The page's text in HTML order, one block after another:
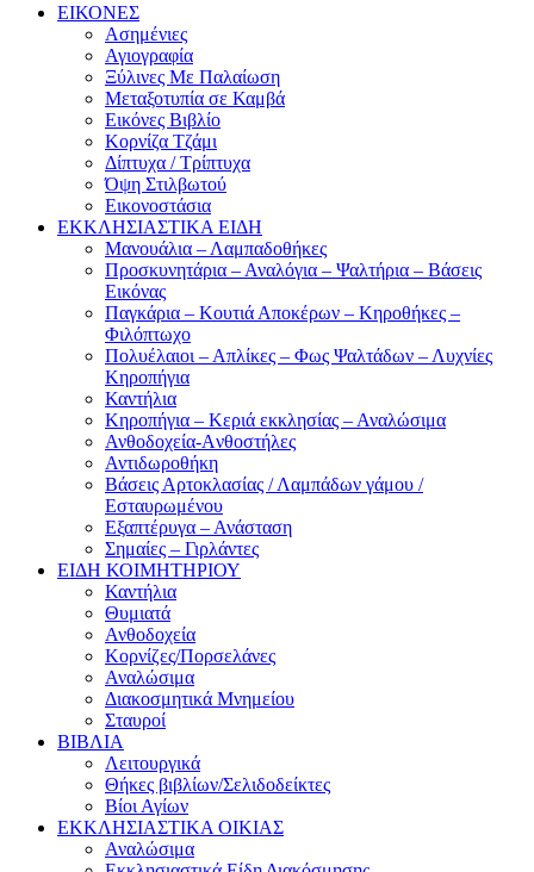
ΕΙΚΟΝΕΣ
Ασημένιες
Αγιογραφία
Ξύλινες Με Παλαίωση
Μεταξοτυπία σε Καμβά
Eικόνες Bιβλίο
Kορνίζα Tζάμι
Δίπτυχα / Τρίπτυχα
Όψη Στιλβωτού
Eικονοστάσια
ΕΚΚΛΗΣΙΑΣΤΙΚΑ ΕΙΔΗ
Μανουάλια – Λαμπαδοθήκες
Προσκυνητάρια – Αναλόγια – Ψαλτήρια – Βάσεις
Εικόνας
Παγκάρια – Κουτιά Αποκέρων – Κηροθήκες –
Φιλόπτωχο
Πολυέλαιοι – Απλίκες – Φως Ψαλτάδων – Λυχνίες
Κηροπήγια
Καντήλια
Κηροπήγια – Κεριά εκκλησίας – Αναλώσιμα
Ανθοδοχεία-Aνθοστήλες
Αντιδωροθήκη
Βάσεις Αρτοκλασίας / Λαμπάδων γάμου /
Εσταυρωμένου
Εξαπτέρυγα – Ανάσταση
Σημαίες – Γιρλάντες
ΕΙΔΗ ΚΟΙΜΗΤΗΡΙΟΥ
Καντήλια
Θυμιατά
Ανθοδοχεία
Κορνίζες/Πορσελάνες
Αναλώσιμα
Διακοσμητικά Μνημείου
Σταυροί
ΒΙΒΛΙΑ
Λειτουργικά
Θήκες βιβλίων/Σελιδοδείκτες
Βίοι Αγίων
ΕΚΚΛΗΣΙΑΣΤΙΚΑ ΟΙΚΙΑΣ
Αναλώσιμα